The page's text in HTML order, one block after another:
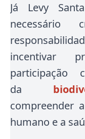
Já Levy
necessário
incentivar
participação
da
compreender
humano e a